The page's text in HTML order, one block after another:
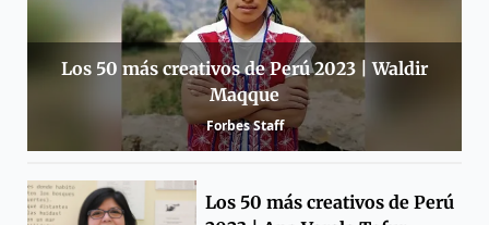
Los 50 más creativos de Perú 2023 | Waldir
Maqque
Forbes Staff
Los 50 más creativos de Perú